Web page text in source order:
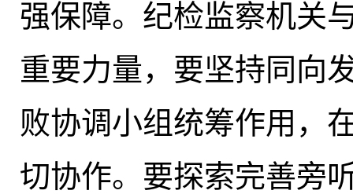
强保障。纪检监察机关
重要力量，要坚持同向
败协调小组统筹作用，
切协作。要探索完善旁